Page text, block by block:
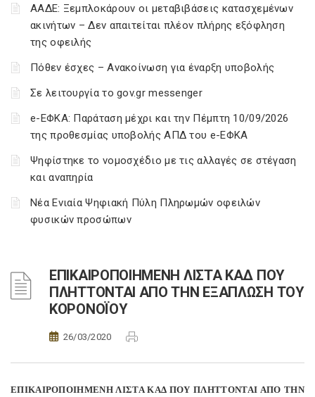
ΑΑΔΕ: Ξεμπλοκάρουν οι μεταβιβάσεις κατασχεμένων
ακινήτων – Δεν απαιτείται πλέον πλήρης εξόφληση
της οφειλής
Πόθεν έσχες – Ανακοίνωση για έναρξη υποβολής
Σε λειτουργία το gov.gr messenger
e-ΕΦΚΑ: Παράταση μέχρι και την Πέμπτη 10/09/2026
της προθεσμίας υποβολής ΑΠΔ του e-ΕΦΚΑ
Ψηφίστηκε το νομοσχέδιο με τις αλλαγές σε στέγαση
και αναπηρία
Νέα Ενιαία Ψηφιακή Πύλη Πληρωμών οφειλών
φυσικών προσώπων
ΕΠΙΚΑΙΡΟΠΟΙΗΜΕΝΗ ΛΙΣΤΑ ΚΑΔ ΠΟΥ
ΠΛΗΤΤΟΝΤΑΙ ΑΠΟ ΤΗΝ ΕΞΑΠΛΩΣΗ ΤΟΥ
ΚΟΡΟΝΟΪΟΥ
26/03/2020
ΕΠΙΚΑΙΡΟΠΟΙΗΜΕΝΗ ΛΙΣΤΑ ΚΑΔ ΠΟΥ ΠΛΗΤΤΟΝΤΑΙ ΑΠΟ ΤΗΝ